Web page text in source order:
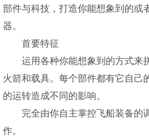
部件与科技，打造你能想象到的或
器。
首要特征
运用各种你能想象到的方式来
火箭和载具。每个部件都有它自己
的运转造成不同的影响。
完全由你自主掌控飞船装备的
作。